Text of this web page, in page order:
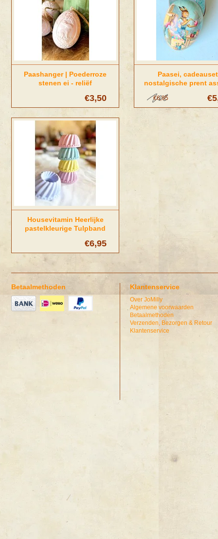
Paashanger | Poederroze
stenen ei - reliëf
€3,50
Paasei, cadeauset
nostalgische prent
€6,95
Housevitamin Heerlijke
pastelkleurige Tulpband
€6,95
Betaalmethoden Klantenservice
Over JoMilly
Algemene voorwaarden
Betaalmethoden
Verzenden, Bezorgen & Retour
Klantenservice